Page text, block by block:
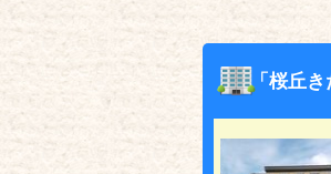
「桜丘き